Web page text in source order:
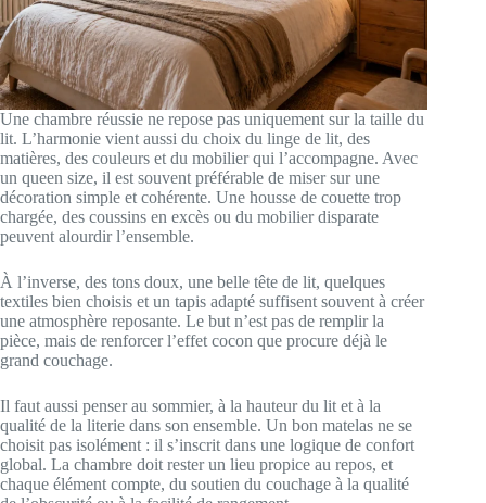
Une chambre réussie ne repose pas uniquement sur la taille du
lit. L’harmonie vient aussi du choix du linge de lit, des
matières, des couleurs et du mobilier qui l’accompagne. Avec
un queen size, il est souvent préférable de miser sur une
décoration simple et cohérente. Une housse de couette trop
chargée, des coussins en excès ou du mobilier disparate
peuvent alourdir l’ensemble.
À l’inverse, des tons doux, une belle tête de lit, quelques
textiles bien choisis et un tapis adapté suffisent souvent à créer
une atmosphère reposante. Le but n’est pas de remplir la
pièce, mais de renforcer l’effet cocon que procure déjà le
grand couchage.
Il faut aussi penser au sommier, à la hauteur du lit et à la
qualité de la literie dans son ensemble. Un bon matelas ne se
choisit pas isolément : il s’inscrit dans une logique de confort
global. La chambre doit rester un lieu propice au repos, et
chaque élément compte, du soutien du couchage à la qualité